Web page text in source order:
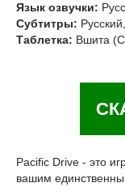
Язык озвучки:
Субтитры:
Таблетка: Вшита
Pacific Drive - это
вашим